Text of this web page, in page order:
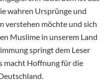
wahren Ursprünge und
verstehen möchte und sich
Muslime in unserem Land
springt dem Leser
macht Hoffnung für die